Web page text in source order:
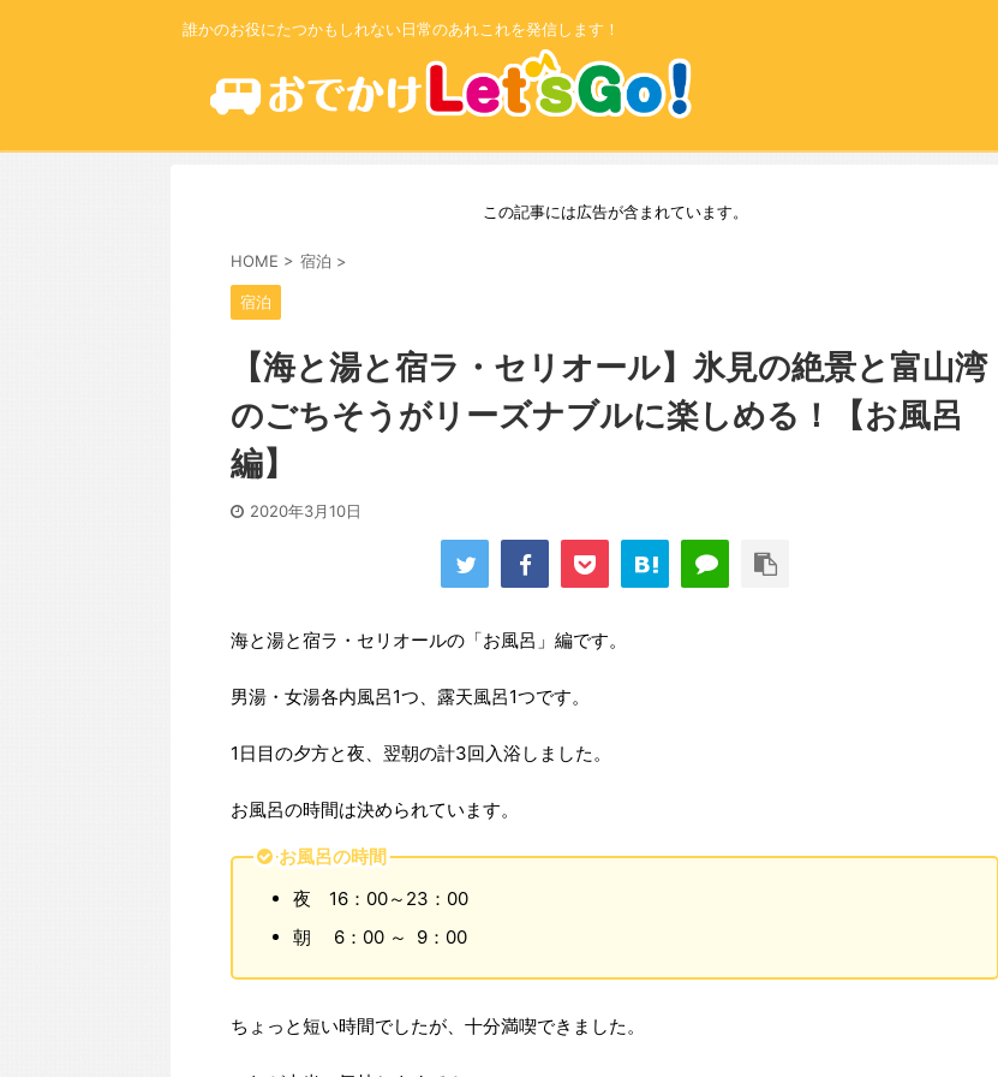
誰かのお役にたつかもしれない日常のあれこれを発信します！
この記事には広告が含まれています。
HOME > 宿泊 >
宿泊
【海と湯と宿ラ・セリオール】氷見の絶景と富山湾
のごちそうがリーズナブルに楽しめる！【お風呂
編】
2020年3月10日
海と湯と宿ラ・セリオールの「お風呂」編です。
男湯・女湯各内風呂1つ、露天風呂1つです。
1日目の夕方と夜、翌朝の計3回入浴しました。
お風呂の時間は決められています。
お風呂の時間
夜 16：00～23：00
朝 6：00 ～ 9：00
ちょっと短い時間でしたが、十分満喫できました。